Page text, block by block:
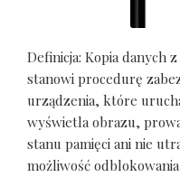
Definicja: Kopia danych
stanowi procedurę
urządzenia, które
wyświetla obrazu,
stanu pamięci ani nie
możliwość